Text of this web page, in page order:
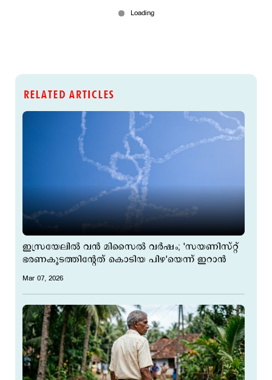
RELATED ARTICLES
ഇസ്രയേലില്‍ വന്‍ മിസൈല്‍ വര്‍ഷം; 'സയണിസ്റ്റ്
ഭരണകൂടത്തിന്‍റേത് കൊടിയ പിഴ'യെന്ന് ഇറാന്‍
Mar 07, 2026